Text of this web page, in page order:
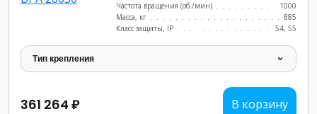
Частота вращения (об./мин)
1000
Масса, кг
885
Класс защиты, IP
54, 55
Тип крепления
361 264 ₽ В корзину